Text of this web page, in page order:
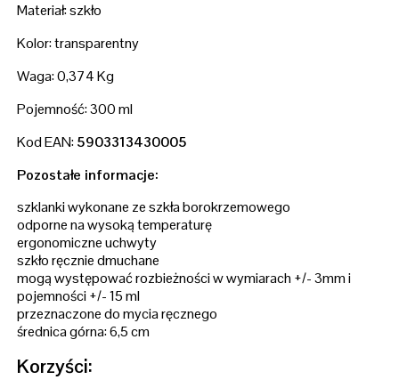
Materiał: szkło
Kolor: transparentny
Waga: 0,374 Kg
Pojemność: 300 ml
Kod EAN:5903313430005
Pozostałe informacje:
szklanki wykonane ze szkła borokrzemowego
odporne na wysoką temperaturę
ergonomiczne uchwyty
szkło ręcznie dmuchane
mogą występować rozbieżności w wymiarach +/- 3mm i
pojemności +/- 15 ml
przeznaczone do mycia ręcznego
średnica górna: 6,5 cm
Korzyści: